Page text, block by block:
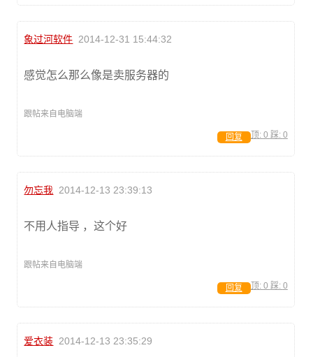
象过河软件 2014-12-31 15:44:32
感觉怎么那么像是卖服务器的
跟帖来自电脑端
顶: 0 踩: 0
回复
勿忘我 2014-12-13 23:39:13
不用人指导 ，这个好
跟帖来自电脑端
顶: 0 踩: 0
回复
爱衣装 2014-12-13 23:35:29